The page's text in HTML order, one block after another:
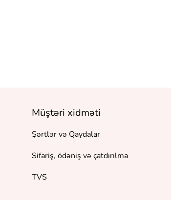
Müştəri xidməti
Şərtlər və Qaydalar
Sifariş, ödəniş və çatdırılma
TVS